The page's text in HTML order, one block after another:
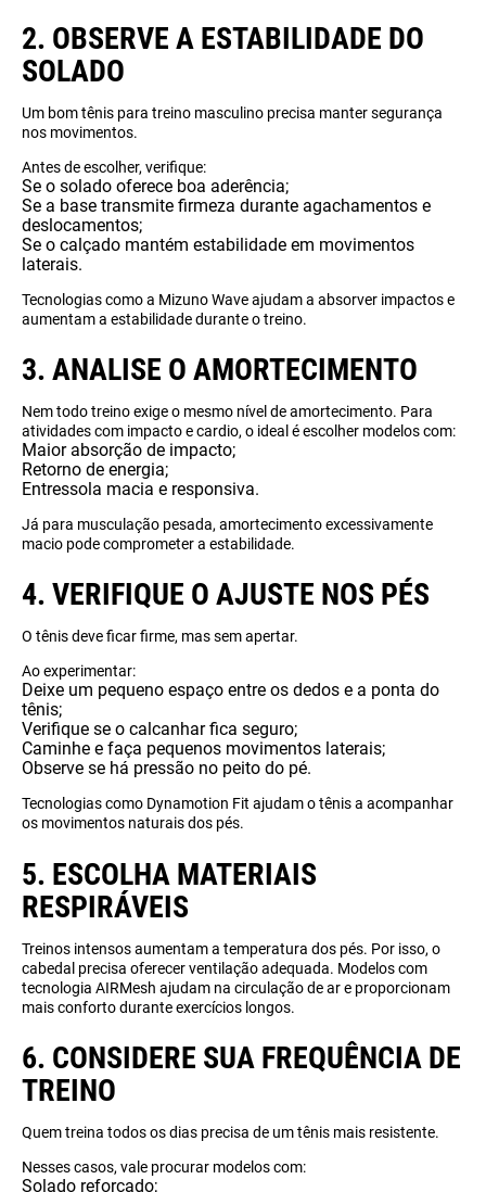
2. OBSERVE A ESTABILIDADE DO
SOLADO
Um bom tênis para treino masculino precisa manter segurança
nos movimentos.
Antes de escolher, verifique:
Se o solado oferece boa aderência;
Se a base transmite firmeza durante agachamentos e
deslocamentos;
Se o calçado mantém estabilidade em movimentos
laterais.
Tecnologias como a Mizuno Wave ajudam a absorver impactos e
aumentam a estabilidade durante o treino.
3. ANALISE O AMORTECIMENTO
Nem todo treino exige o mesmo nível de amortecimento. Para
atividades com impacto e cardio, o ideal é escolher modelos com:
Maior absorção de impacto;
Retorno de energia;
Entressola macia e responsiva.
Já para musculação pesada, amortecimento excessivamente
macio pode comprometer a estabilidade.
4. VERIFIQUE O AJUSTE NOS PÉS
O tênis deve ficar firme, mas sem apertar.
Ao experimentar:
Deixe um pequeno espaço entre os dedos e a ponta do
tênis;
Verifique se o calcanhar fica seguro;
Caminhe e faça pequenos movimentos laterais;
Observe se há pressão no peito do pé.
Tecnologias como Dynamotion Fit ajudam o tênis a acompanhar
os movimentos naturais dos pés.
5. ESCOLHA MATERIAIS
RESPIRÁVEIS
Treinos intensos aumentam a temperatura dos pés. Por isso, o
cabedal precisa oferecer ventilação adequada. Modelos com
tecnologia AIRMesh ajudam na circulação de ar e proporcionam
mais conforto durante exercícios longos.
6. CONSIDERE SUA FREQUÊNCIA DE
TREINO
Quem treina todos os dias precisa de um tênis mais resistente.
Nesses casos, vale procurar modelos com:
Solado reforçado;